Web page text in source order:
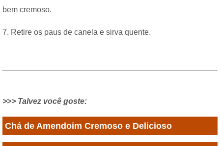
bem cremoso.
7. Retire os paus de canela e sirva quente.
>>> Talvez você goste:
Chá de Amendoim Cremoso e Delicioso